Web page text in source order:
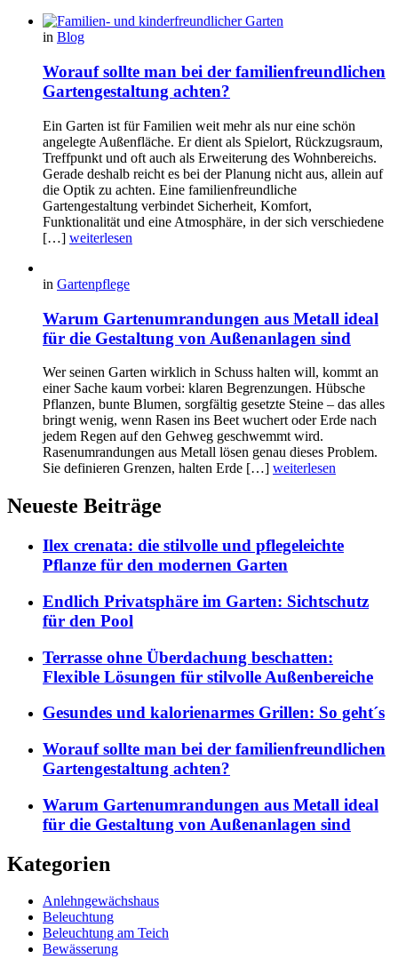
in Blog
Worauf sollte man bei der familienfreundlichen
Gartengestaltung achten?
Ein Garten ist für Familien weit mehr als nur eine schön
angelegte Außenfläche. Er dient als Spielort, Rückzugsraum,
Treffpunkt und oft auch als Erweiterung des Wohnbereichs.
Gerade deshalb reicht es bei der Planung nicht aus, allein auf
die Optik zu achten. Eine familienfreundliche
Gartengestaltung verbindet Sicherheit, Komfort,
Funktionalität und eine Atmosphäre, in der sich verschiedene
[…] weiterlesen
in Gartenpflege
Warum Gartenumrandungen aus Metall ideal
für die Gestaltung von Außenanlagen sind
Wer seinen Garten wirklich in Schuss halten will, kommt an
einer Sache kaum vorbei: klaren Begrenzungen. Hübsche
Pflanzen, bunte Blumen, sorgfältig gesetzte Steine – das alles
bringt wenig, wenn Rasen ins Beet wuchert oder Erde nach
jedem Regen auf den Gehweg geschwemmt wird.
Rasenumrandungen aus Metall lösen genau dieses Problem.
Sie definieren Grenzen, halten Erde […] weiterlesen
Neueste Beiträge
Ilex crenata: die stilvolle und pflegeleichte
Pflanze für den modernen Garten
Endlich Privatsphäre im Garten: Sichtschutz
für den Pool
Terrasse ohne Überdachung beschatten:
Flexible Lösungen für stilvolle Außenbereiche
Gesundes und kalorienarmes Grillen: So geht´s
Worauf sollte man bei der familienfreundlichen
Gartengestaltung achten?
Warum Gartenumrandungen aus Metall ideal
für die Gestaltung von Außenanlagen sind
Kategorien
Anlehngewächshaus
Beleuchtung
Beleuchtung am Teich
Bewässerung